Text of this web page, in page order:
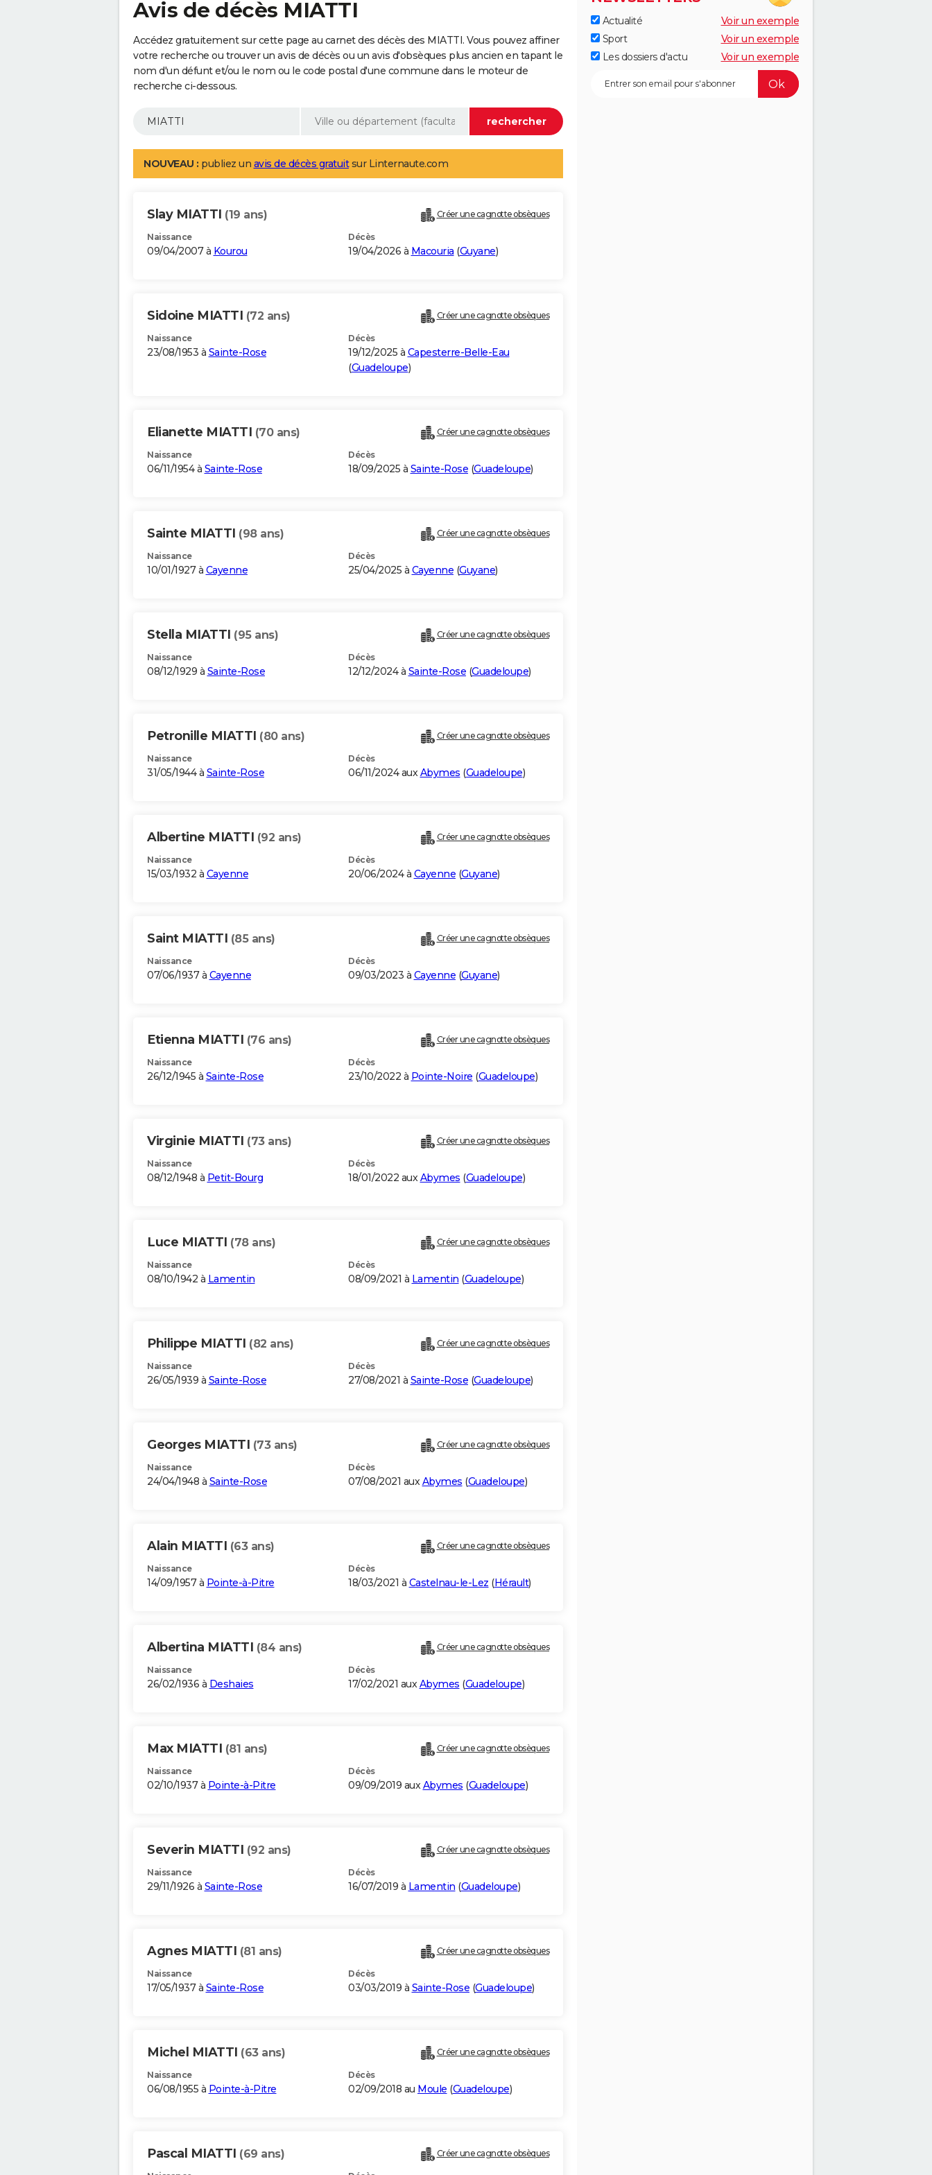
Avis de décès MIATTI
Accédez gratuitement sur cette page au carnet des décès des MIATTI. Vous pouvez affiner
votre recherche ou trouver un avis de décès ou un avis d'obsèques plus ancien en tapant le
nom d'un défunt et/ou le nom ou le code postal d'une commune dans le moteur de
recherche ci-dessous.
NOUVEAU : publiez un avis de décès gratuitsur Linternaute.com
Slay MIATTI (19 ans) Créer une cagnotte obsèques
Naissance
09/04/2007 à Kourou
Décès
19/04/2026 à Macouria (Guyane)
Sidoine MIATTI (72 ans) Créer une cagnotte obsèques
Naissance
23/08/1953 à Sainte-Rose
Décès
19/12/2025 à Capesterre-Belle-Eau
(Guadeloupe)
Elianette MIATTI (70 ans) Créer une cagnotte obsèques
Naissance
06/11/1954 à Sainte-Rose
Décès
18/09/2025 à Sainte-Rose (Guadeloupe)
Sainte MIATTI (98 ans) Créer une cagnotte obsèques
Naissance
10/01/1927 à Cayenne
Décès
25/04/2025 à Cayenne (Guyane)
Stella MIATTI (95 ans) Créer une cagnotte obsèques
Naissance
08/12/1929 à Sainte-Rose
Décès
12/12/2024 à Sainte-Rose (Guadeloupe)
Petronille MIATTI (80 ans) Créer une cagnotte obsèques
Naissance
31/05/1944 à Sainte-Rose
Décès
06/11/2024 auxAbymes (Guadeloupe)
Albertine MIATTI (92 ans) Créer une cagnotte obsèques
Naissance
15/03/1932 à Cayenne
Décès
20/06/2024 à Cayenne (Guyane)
Saint MIATTI (85 ans) Créer une cagnotte obsèques
Naissance
07/06/1937 à Cayenne
Décès
09/03/2023 à Cayenne (Guyane)
Etienna MIATTI (76 ans) Créer une cagnotte obsèques
Naissance
26/12/1945 à Sainte-Rose
Décès
23/10/2022 à Pointe-Noire (Guadeloupe)
Virginie MIATTI (73 ans) Créer une cagnotte obsèques
Naissance
08/12/1948 à Petit-Bourg
Décès
18/01/2022 auxAbymes (Guadeloupe)
Luce MIATTI (78 ans) Créer une cagnotte obsèques
Naissance
08/10/1942 à Lamentin
Décès
08/09/2021 à Lamentin (Guadeloupe)
Philippe MIATTI (82 ans) Créer une cagnotte obsèques
Naissance
26/05/1939 à Sainte-Rose
Décès
27/08/2021 à Sainte-Rose (Guadeloupe)
Georges MIATTI (73 ans) Créer une cagnotte obsèques
Naissance
24/04/1948 à Sainte-Rose
Décès
07/08/2021 auxAbymes (Guadeloupe)
Alain MIATTI (63 ans) Créer une cagnotte obsèques
Naissance
14/09/1957 à Pointe-à-Pitre
Décès
18/03/2021 à Castelnau-le-Lez (Hérault)
Albertina MIATTI (84 ans) Créer une cagnotte obsèques
Naissance
26/02/1936 à Deshaies
Décès
17/02/2021 auxAbymes (Guadeloupe)
Max MIATTI (81 ans) Créer une cagnotte obsèques
Naissance
02/10/1937 à Pointe-à-Pitre
Décès
09/09/2019 auxAbymes (Guadeloupe)
Severin MIATTI (92 ans) Créer une cagnotte obsèques
Naissance
29/11/1926 à Sainte-Rose
Décès
16/07/2019 à Lamentin (Guadeloupe)
Agnes MIATTI (81 ans) Créer une cagnotte obsèques
Naissance
17/05/1937 à Sainte-Rose
Décès
03/03/2019 à Sainte-Rose (Guadeloupe)
Michel MIATTI (63 ans) Créer une cagnotte obsèques
Naissance
06/08/1955 à Pointe-à-Pitre
Décès
02/09/2018 au Moule (Guadeloupe)
Pascal MIATTI (69 ans) Créer une cagnotte obsèques
Actualité
Voir un exemple
Sport
Voir un exemple
Les dossiers d'actu
Voir un exemple